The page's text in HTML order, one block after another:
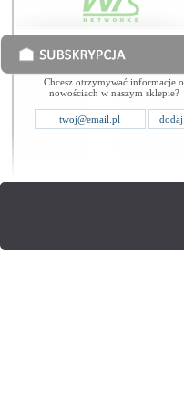
Chcesz otrzymywać informacje o
nowościach w naszym sklepie?